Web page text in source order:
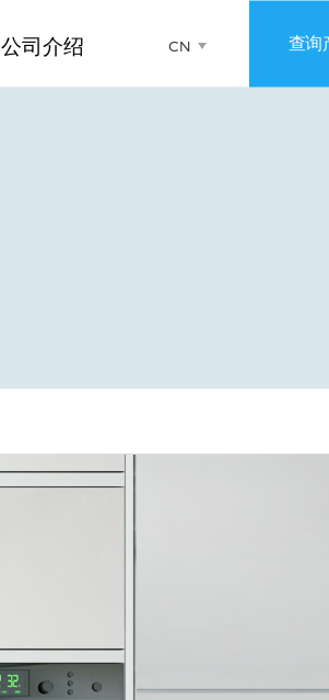
公司介绍 CN 查询